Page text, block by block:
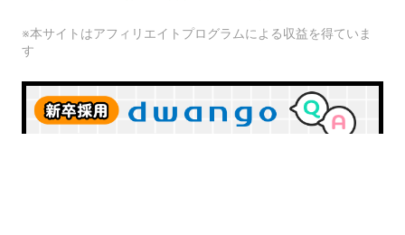
※本サイトはアフィリエイトプログラムによる収益を得ていま
す